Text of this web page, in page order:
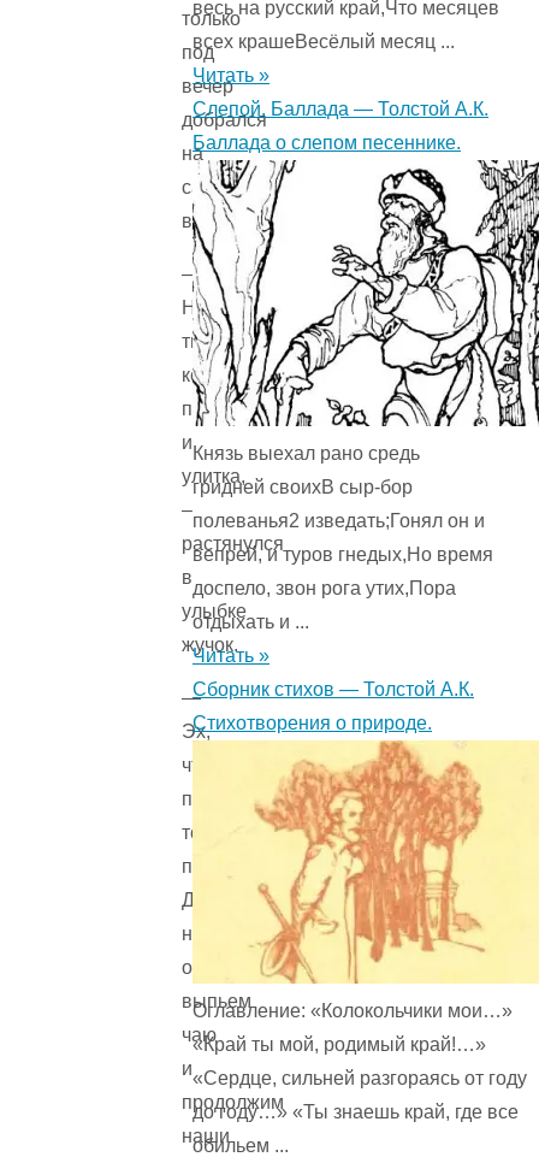
только
под
вечер
добрался
на
самый
верх.
—
Ну
ты,
конечно,
паучок
и
улитка,
–
растянулся
в
улыбке
жучок.
—
Эх,
что
правда,
то
правда.
Давай
немного
отдохнем,
выпьем
чаю
и
продолжим
наши
весь на русский край,Что месяцев
всех крашеВесёлый месяц ...
Читать »
Слепой. Баллада — Толстой А.К.
Баллада о слепом песеннике.
Князь выехал рано средь
гридней своихВ сыр-бор
полеванья2 изведать;Гонял он и
вепрей, и туров гнедых,Но время
доспело, звон рога утих,Пора
отдыхать и ...
Читать »
Сборник стихов — Толстой А.К.
Стихотворения о природе.
Оглавление: «Колокольчики мои…»
«Край ты мой, родимый край!…»
«Сердце, сильней разгораясь от году
до году…» «Ты знаешь край, где все
обильем ...